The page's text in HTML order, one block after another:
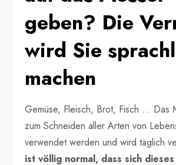
geben? Die
wird Sie
machen
Gemüse, Fleisch, Brot, Fisch … Das
zum Schneiden aller Arten von
verwendet werden und wird täglich
ist völlig normal, dass sich